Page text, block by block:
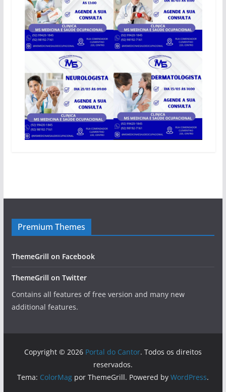
Premium Themes
ThemeGrill on Facebook
ThemeGrill on Twitter
Contains all features of free version and many new
additional features.
Copyright © 2026 Portal do Cantor. Todos os direitos
reservados.
Tema: ColorMagpor ThemeGrill. Powered by WordPress.